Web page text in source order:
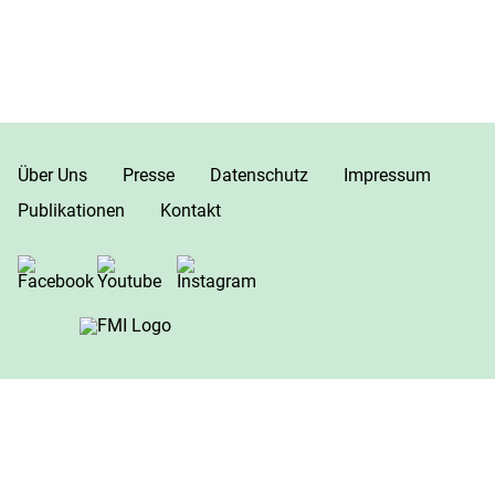
Über Uns Presse Datenschutz
Impressum
Publikationen
Kontakt